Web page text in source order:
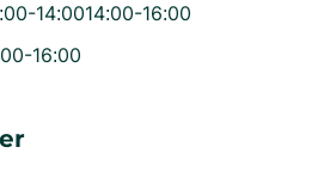
14:0014:00-16:00
16:00